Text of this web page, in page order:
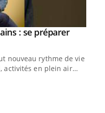
: se préparer
nouveau rythme de vie !
activités en plein air…